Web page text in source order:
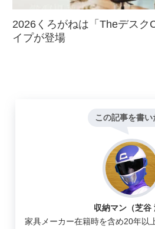
2026くろがねは「Theデスク
イプが登場
この記事を書い
収納マン（芝谷
家具メーカー在籍時を含め20年以